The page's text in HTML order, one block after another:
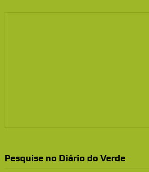
Pesquise no Diário do Verde